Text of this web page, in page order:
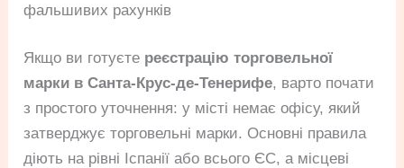
фальшивих рахунків
Якщо ви готуєте реєстрацію торговельної
марки в Санта-Крус-де-Тенерифе, варто почати
з простого уточнення: у місті немає офісу, який
затверджує торговельні марки. Основні правила
діють на рівні Іспанії або всього ЄС, а місцеві